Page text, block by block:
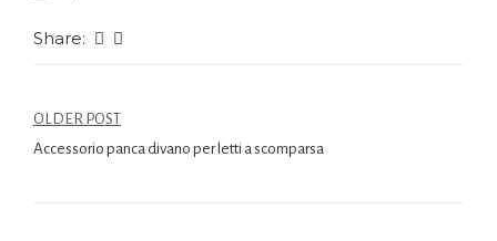
Share:
OLDER POST
Accessorio panca divano per letti a scomparsa